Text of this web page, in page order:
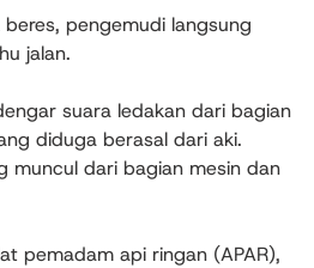
pengemudi langsung
jalan.
suara ledakan dari bagian
diduga berasal dari aki.
muncul dari bagian mesin dan
pemadam api ringan (APAR),